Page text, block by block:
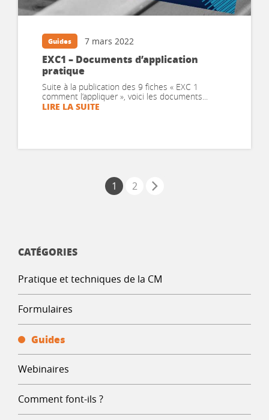
CATÉGORIES
Pratique et techniques de la CM
Formulaires
Guides
Webinaires
Comment font-ils ?
Guides 7 mars 2022
EXC1 – Documents d’application
pratique
Suite à la publication des 9 fiches « EXC 1
comment l’appliquer », voici les documents...
LIRE LA SUITE
1 2